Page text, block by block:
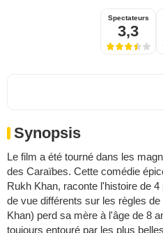
Spectateurs
3,3
Synopsis
Le film a été tourné dans les
des Caraïbes. Cette comédie
Rukh Khan, raconte l'histoire de
de vue différents sur les règles
Khan) perd sa mère à l'âge de 8
toujours entouré par les plus